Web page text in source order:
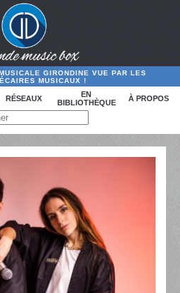
GIRONDINE VUE PAR LES
MUSICAUX !
RÉSEAUX
EN
BIBLIOTHÈQUE
À PROPOS